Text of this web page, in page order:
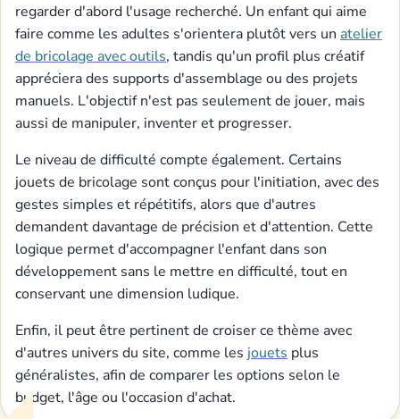
regarder d'abord l'usage recherché. Un enfant qui aime
faire comme les adultes s'orientera plutôt vers un atelier
de bricolage avec outils, tandis qu'un profil plus créatif
appréciera des supports d'assemblage ou des projets
manuels. L'objectif n'est pas seulement de jouer, mais
aussi de manipuler, inventer et progresser.
Le niveau de difficulté compte également. Certains
jouets de bricolage sont conçus pour l'initiation, avec des
gestes simples et répétitifs, alors que d'autres
demandent davantage de précision et d'attention. Cette
logique permet d'accompagner l'enfant dans son
développement sans le mettre en difficulté, tout en
conservant une dimension ludique.
Enfin, il peut être pertinent de croiser ce thème avec
d'autres univers du site, comme les jouets plus
généralistes, afin de comparer les options selon le
budget, l'âge ou l'occasion d'achat.